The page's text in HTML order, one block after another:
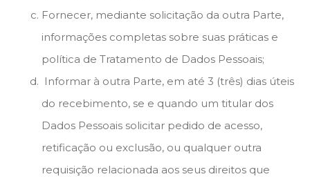
Fornecer, mediante solicitação da outra Parte,
informações completas sobre suas práticas e
política de Tratamento de Dados Pessoais;
Informar à outra Parte, em até 3 (três) dias úteis
do recebimento, se e quando um titular dos
Dados Pessoais solicitar pedido de acesso,
retificação ou exclusão, ou qualquer outra
requisição relacionada aos seus direitos que